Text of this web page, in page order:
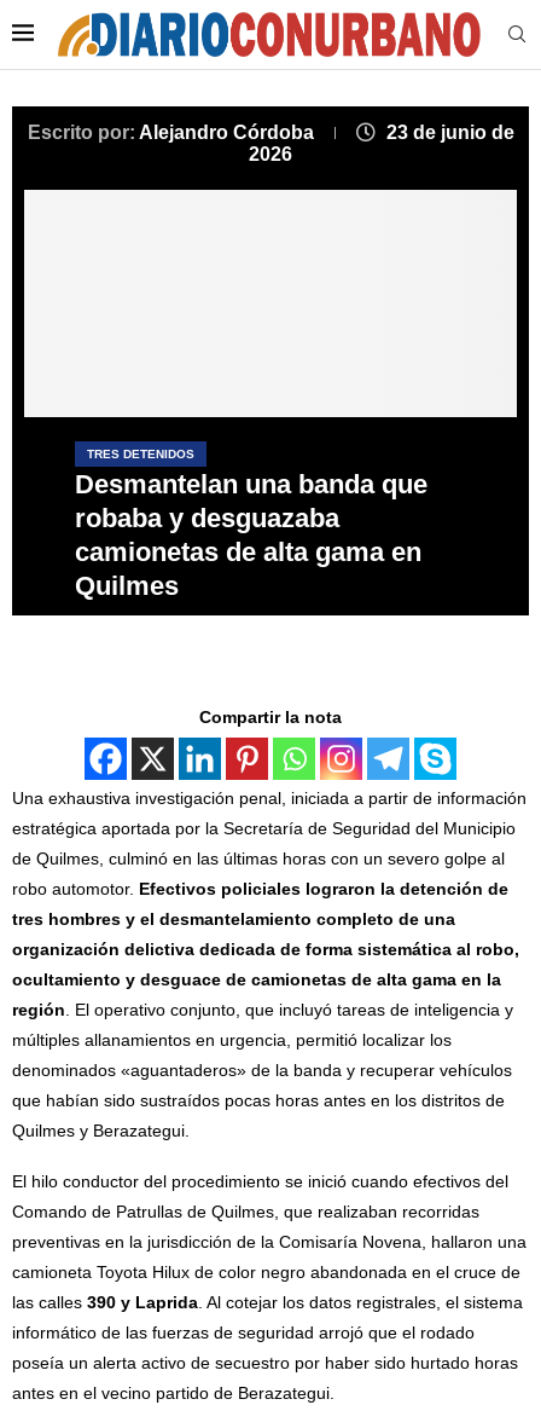
Escrito por: Alejandro Córdoba
23 de junio de
2026
TRES DETENIDOS
Desmantelan una banda que
robaba y desguazaba
camionetas de alta gama en
Quilmes
Compartir la nota
Una exhaustiva investigación penal, iniciada a partir de información
estratégica aportada por la Secretaría de Seguridad del Municipio
de Quilmes, culminó en las últimas horas con un severo golpe al
robo automotor. Efectivos policiales lograron la detención de
tres hombres y el desmantelamiento completo de una
organización delictiva dedicada de forma sistemática al robo,
ocultamiento y desguace de camionetas de alta gama en la
región . El operativo conjunto, que incluyó tareas de inteligencia y
múltiples allanamientos en urgencia, permitió localizar los
denominados «aguantaderos» de la banda y recuperar vehículos
que habían sido sustraídos pocas horas antes en los distritos de
Quilmes y Berazategui.
El hilo conductor del procedimiento se inició cuando efectivos del
Comando de Patrullas de Quilmes, que realizaban recorridas
preventivas en la jurisdicción de la Comisaría Novena, hallaron una
camioneta Toyota Hilux de color negro abandonada en el cruce de
las calles 390 y Laprida . Al cotejar los datos registrales, el sistema
informático de las fuerzas de seguridad arrojó que el rodado
poseía un alerta activo de secuestro por haber sido hurtado horas
antes en el vecino partido de Berazategui.